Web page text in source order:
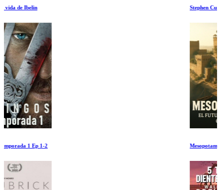
Stephen Curry: Subestimado
Mesopotamia: El futuro de nuestros origenes